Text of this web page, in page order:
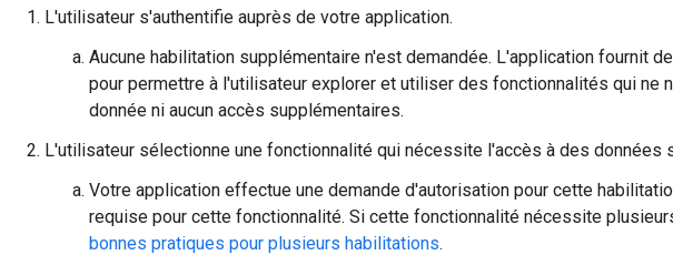
L'utilisateur s'authentifie auprès de votre application.
Aucune habilitation supplémentaire n'est demandée. L'application fournit
pour permettre à l'utilisateur explorer et utiliser des fonctionnalités qui ne
donnée ni aucun accès supplémentaires.
L'utilisateur sélectionne une fonctionnalité qui nécessite l'accès à des données
Votre application effectue une demande d'autorisation pour cette
requise pour cette fonctionnalité. Si cette fonctionnalité nécessite
bonnes pratiques pour plusieurs habilitations.